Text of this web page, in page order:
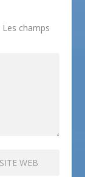
Les champs